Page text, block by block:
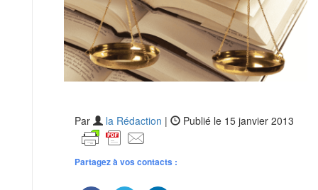
Par la Rédaction | Publié le 15 janvier 2013
Partagez à vos contacts :